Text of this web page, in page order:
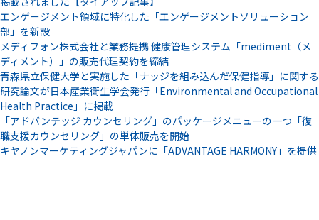
エンゲージメント領域に特化した「エンゲージメントソリューション
部」を新設
メディフォン株式会社と業務提携 健康管理システム「mediment（メ
ディメント）」の販売代理契約を締結
青森県立保健大学と実施した「ナッジを組み込んだ保健指導」に関する
研究論文が日本産業衛生学会発行「Environmental and Occupational
Health Practice」に掲載
「アドバンテッジ カウンセリング」のパッケージメニューの一つ「復
職支援カウンセリング」の単体販売を開始
キヤノンマーケティングジャパンに「ADVANTAGE HARMONY」を提供